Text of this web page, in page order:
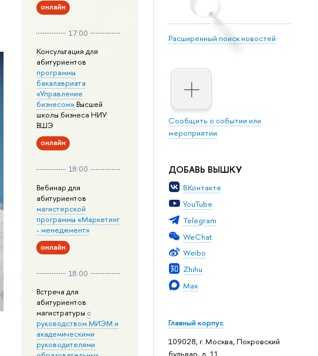
Расширенный поиск новостей
Сообщить о событии или
мероприятии
ДОБАВЬ ВЫШКУ
ВКонтакте
YouTube
Telegram
WeChat
Weibo
Zhihu
Max
Главный корпус
109028, г. Москва, Покровский
бульвар, д. 11
онлайн
17:00
Консультация для
абитуриентов
программы
бакалавриата
«Управление
бизнесом» Высшей
школы бизнеса НИУ
ВШЭ
онлайн
18:00
Вебинар для
абитуриентов
магистерской
программы «Маркетинг
- менеджмент»
онлайн
18:00
Встреча для
абитуриентов
магистратуры с
руководством МИЭМ и
академическими
руководителями